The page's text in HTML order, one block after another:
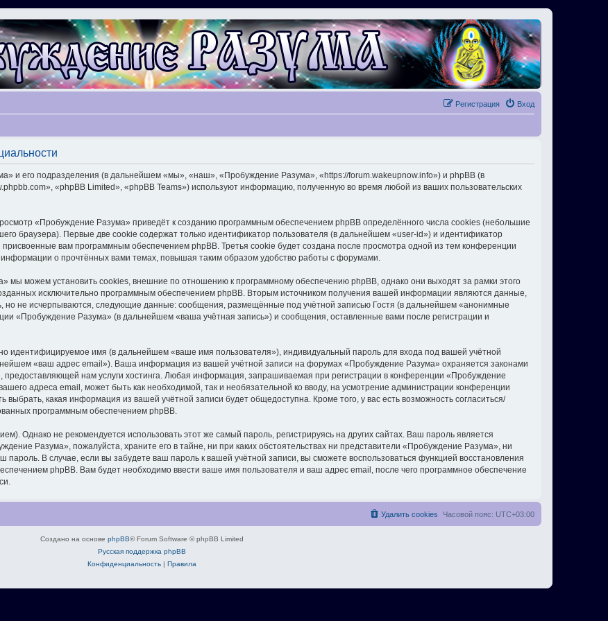
Вход
Регистрация
и его подразделения (в дальнейшем «мы», «наш», «Пробуждение Разума», «https://forum.wakeupnow.info») и phpBB (в
«phpBB Limited», «phpBB Teams») используют информацию, полученную во время любой из ваших пользовательских
«Пробуждение Разума» приведёт к созданию программным обеспечением phpBB определённого числа cookies (небольшие
браузера). Первые две cookie содержат только идентификатор пользователя (в дальнейшем «user-id») и идентификатор
вам программным обеспечением phpBB. Третья cookie будет создана после просмотра одной из тем конференции
о прочтённых вами темах, повышая таким образом удобство работы с форумами.
мы можем установить cookies, внешние по отношению к программному обеспечению phpBB, однако они выходят за рамки этого
исключительно программным обеспечением phpBB. Вторым источником получения вашей информации являются данные,
не исчерпываются, следующие данные: сообщения, размещённые под учётной записью Гостя (в дальнейшем «анонимные
«Пробуждение Разума» (в дальнейшем «ваша учётная запись») и сообщения, оставленные вами после регистрации и
идентифицируемое имя (в дальнейшем «ваше имя пользователя»), индивидуальный пароль для входа под вашей учётной
«ваш адрес email»). Ваша информация из вашей учётной записи на форумах «Пробуждение Разума» охраняется законами
нам услуги хостинга. Любая информация, запрашиваемая при регистрации в конференции «Пробуждение
адреса email, может быть как необходимой, так и необязательной ко вводу, на усмотрение администрации конференции
какая информация из вашей учётной записи будет общедоступна. Кроме того, у вас есть возможность согласиться/
программным обеспечением phpBB.
Однако не рекомендуется использовать этот же самый пароль, регистрируясь на других сайтах. Ваш пароль является
Разума», пожалуйста, храните его в тайне, ни при каких обстоятельствах ни представители «Пробуждение Разума», ни
пароль. В случае, если вы забудете ваш пароль к вашей учётной записи, вы сможете воспользоваться функцией восстановления
phpBB. Вам будет необходимо ввести ваше имя пользователя и ваш адрес email, после чего программное обеспечение
Часовой пояс: UTC+03:00
Удалить cookies
Создано на основе phpBB® Forum Software © phpBB Limited
Русская поддержка phpBB
Конфиденциальность| Правила